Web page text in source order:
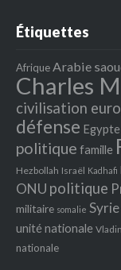
Étiquettes
AfriqueArabie
Charles
civilisation
défense Egypte
politique famille
Hezbollah Israël Kadhafi
ONU politique
militaire somalie Syrie
unité nationale
nationale